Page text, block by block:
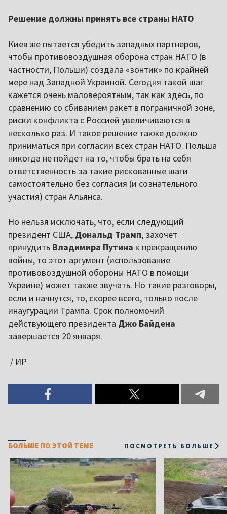
Решение должны принять все страны НАТО
Киев же пытается убедить западных партнеров,
чтобы противовоздушная оборона стран НАТО (в
частности, Польши) создала «зонтик» по крайней
мере над Западной Украиной. Сегодня такой шаг
кажется очень маловероятным, так как здесь, по
сравнению со сбиванием ракет в пограничной зоне,
риски конфликта с Россией увеличиваются в
несколько раз. И такое решение также должно
приниматься при согласии всех стран НАТО. Польша
никогда не пойдет на то, чтобы брать на себя
ответственность за такие рискованные шаги
самостоятельно без согласия (и сознательного
участия) стран Альянса.
Но нельзя исключать, что, если следующий
президент США, Дональд Трамп, захочет
принудить Владимира Путина к прекращению
войны, то этот аргумент (использование
противовоздушной обороны НАТО в помощи
Украине) может также звучать. Но такие разговоры,
если и начнутся, то, скорее всего, только после
инаугурации Трампа. Срок полномочий
действующего президента Джо Байдена
завершается 20 января.
/ ИР
БОЛЬШЕ ПО ЭТОЙ ТЕМЕ ПОСМОТРЕТЬ БОЛЬШЕ